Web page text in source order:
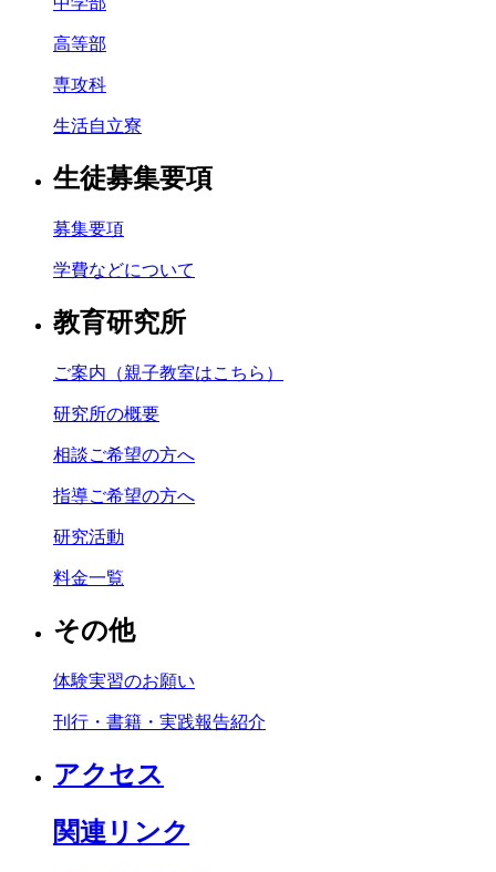
高等部
専攻科
生活自立寮
生徒募集要項
募集要項
学費などについて
教育研究所
ご案内（親子教室はこちら）
研究所の概要
相談ご希望の方へ
指導ご希望の方へ
研究活動
料金一覧
その他
体験実習のお願い
刊行・書籍・実践報告紹介
アクセス
関連リンク